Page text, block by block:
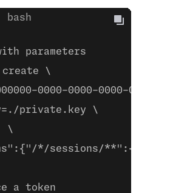
parameters
create \
0000-0000-0000-
private.key \
\
*/sessions/**":{}}}'
a token